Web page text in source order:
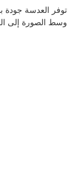
وسط الصورة إلى